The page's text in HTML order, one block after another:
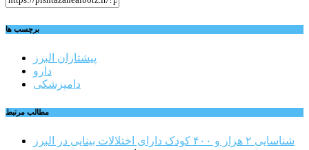
برچسب ها
پیشتازان البرز
دارو
دامپزشکی
مطالب مرتبط
شناسایی ۲ هزار و ۴۰۰ کودک دارای اختلالات بینایی در البرز